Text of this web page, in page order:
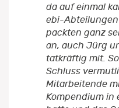
da auf einmal
ebi-
packten ganz
an, auch Jürg
tatkräftig mit.
Schluss
Mitarbeitende
Kompendium in